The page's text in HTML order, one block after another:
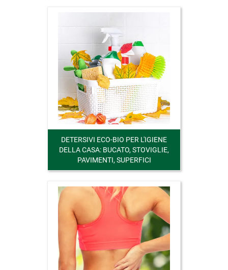
DETERSIVI ECO-BIO PER L'IGIENE
DELLA CASA: BUCATO, STOVIGLIE,
PAVIMENTI, SUPERFICI